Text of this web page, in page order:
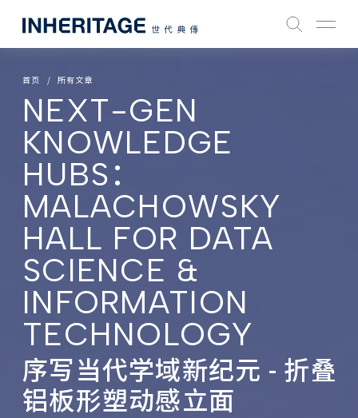
首页 所有文章
NEXT-GEN
KNOWLEDGE
HUBS：
MALACHOWSKY
HALL FOR DATA
SCIENCE &
INFORMATION
TECHNOLOGY
序写当代学域新纪元 - 折叠
铝板形塑动感立面